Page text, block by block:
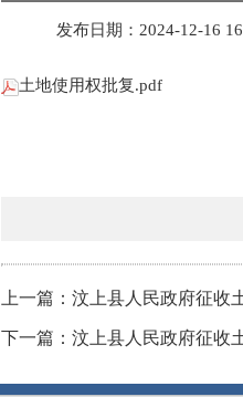
发布日期：2024-12-16
土地使用权批复.pdf
上一篇：汶上县人民政府征收
下一篇：汶上县人民政府征收